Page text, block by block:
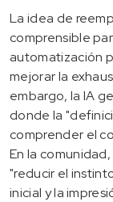
La idea de
comprensible
automatización
mejorar la
embargo, la IA
donde la
comprender el
En la
"reducir el
inicial y la